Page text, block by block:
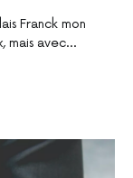
Franck mon
mais avec…